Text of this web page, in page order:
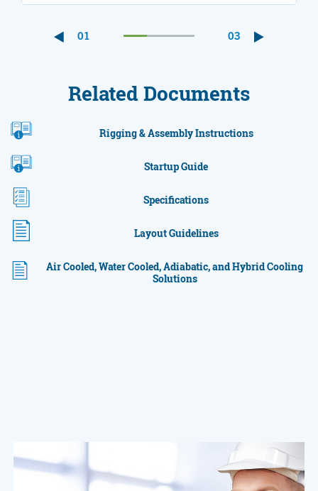
01 03
Related Documents
Rigging & Assembly Instructions
Startup Guide
Specifications
Layout Guidelines
Air Cooled, Water Cooled, Adiabatic, and Hybrid Cooling
Solutions